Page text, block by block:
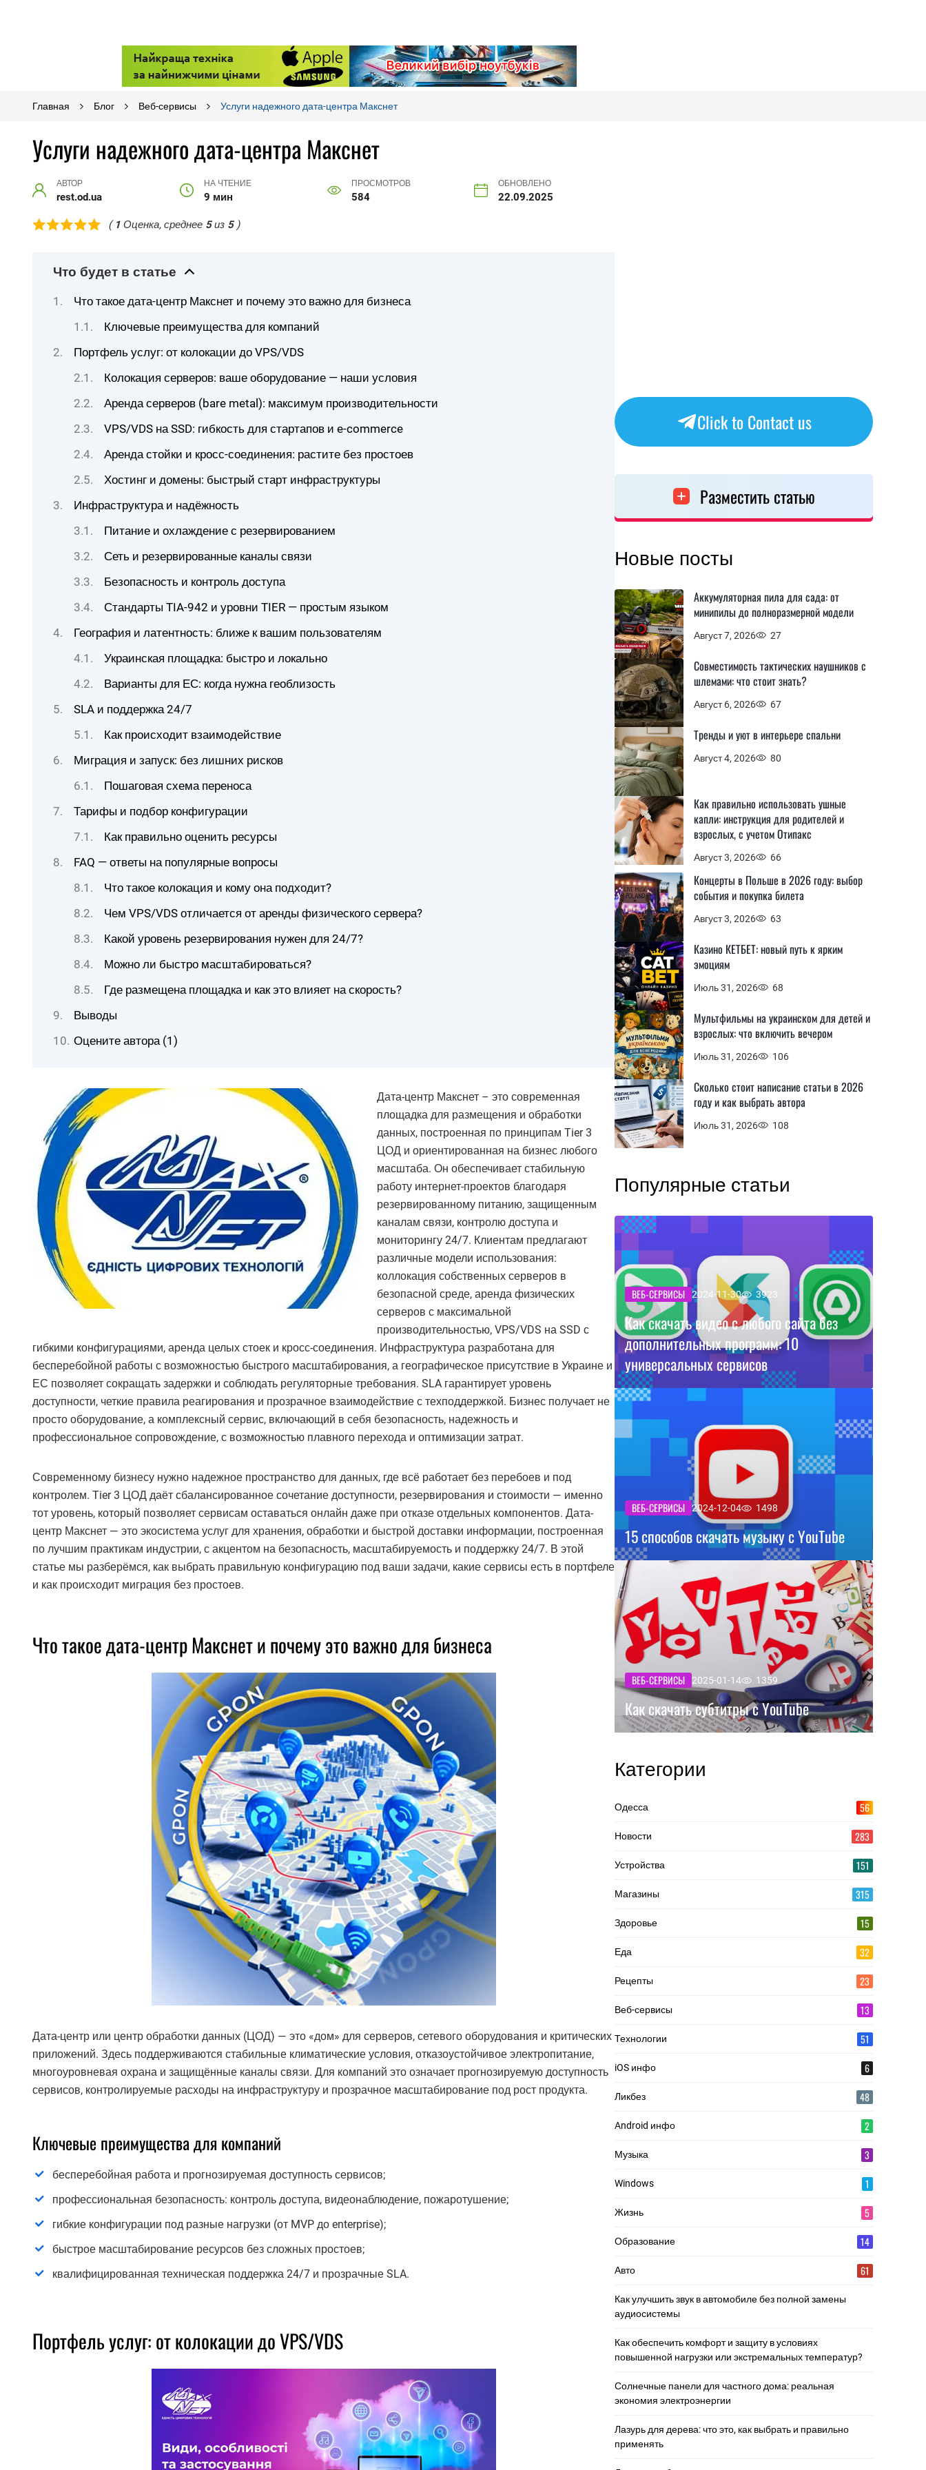
Главная Блог Веб-сервисы Услуги надежного дата-центра Макснет
Услуги надежного дата-центра Макснет
АВТОР
rest.od.ua
НА ЧТЕНИЕ
9 мин
ПРОСМОТРОВ
584
ОБНОВЛЕНО
22.09.2025
( 1 Оценка, среднее 5из 5)
Что будет в статье
Что такое дата-центр Макснет и почему это важно для бизнеса
Ключевые преимущества для компаний
Портфель услуг: от колокации до VPS/VDS
Колокация серверов: ваше оборудование — наши условия
Аренда серверов (bare metal): максимум производительности
VPS/VDS на SSD: гибкость для стартапов и e-commerce
Аренда стойки и кросс-соединения: растите без простоев
Хостинг и домены: быстрый старт инфраструктуры
Инфраструктура и надёжность
Питание и охлаждение с резервированием
Сеть и резервированные каналы связи
Безопасность и контроль доступа
Стандарты TIA-942 и уровни TIER — простым языком
География и латентность: ближе к вашим пользователям
Украинская площадка: быстро и локально
Варианты для ЕС: когда нужна геоблизость
SLA и поддержка 24/7
Как происходит взаимодействие
Миграция и запуск: без лишних рисков
Пошаговая схема переноса
Тарифы и подбор конфигурации
Как правильно оценить ресурсы
FAQ — ответы на популярные вопросы
Что такое колокация и кому она подходит?
Чем VPS/VDS отличается от аренды физического сервера?
Какой уровень резервирования нужен для 24/7?
Можно ли быстро масштабироваться?
Где размещена площадка и как это влияет на скорость?
Выводы
Оцените автора (1)
Дата-центр Макснет – это современная
площадка для размещения и обработки
данных, построенная по принципам Tier 3
ЦОД и ориентированная на бизнес любого
масштаба. Он обеспечивает стабильную
работу интернет-проектов благодаря
резервированному питанию, защищенным
каналам связи, контролю доступа и
мониторингу 24/7. Клиентам предлагают
различные модели использования:
коллокация собственных серверов в
безопасной среде, аренда физических
серверов с максимальной
производительностью, VPS/VDS на SSD с
гибкими конфигурациями, аренда целых стоек и кросс-соединения. Инфраструктура разработана для
бесперебойной работы с возможностью быстрого масштабирования, а географическое присутствие в Украине и
ЕС позволяет сокращать задержки и соблюдать регуляторные требования. SLA гарантирует уровень
доступности, четкие правила реагирования и прозрачное взаимодействие с техподдержкой. Бизнес получает не
просто оборудование, а комплексный сервис, включающий в себя безопасность, надежность и
профессиональное сопровождение, с возможностью плавного перехода и оптимизации затрат.
Современному бизнесу нужно надежное пространство для данных, где всё работает без перебоев и под
контролем. Tier 3 ЦОД даёт сбалансированное сочетание доступности, резервирования и стоимости — именно
тот уровень, который позволяет сервисам оставаться онлайн даже при отказе отдельных компонентов. Дата-
центр Макснет — это экосистема услуг для хранения, обработки и быстрой доставки информации, построенная
по лучшим практикам индустрии, с акцентом на безопасность, масштабируемость и поддержку 24/7. В этой
статье мы разберёмся, как выбрать правильную конфигурацию под ваши задачи, какие сервисы есть в портфеле
и как происходит миграция без простоев.
Что такое дата-центр Макснет и почему это важно для бизнеса
Дата-центр или центр обработки данных (ЦОД) — это «дом» для серверов, сетевого оборудования и критических
приложений. Здесь поддерживаются стабильные климатические условия, отказоустойчивое электропитание,
многоуровневая охрана и защищённые каналы связи. Для компаний это означает прогнозируемую доступность
сервисов, контролируемые расходы на инфраструктуру и прозрачное масштабирование под рост продукта.
Ключевые преимущества для компаний
бесперебойная работа и прогнозируемая доступность сервисов;
профессиональная безопасность: контроль доступа, видеонаблюдение, пожаротушение;
гибкие конфигурации под разные нагрузки (от MVP до enterprise);
быстрое масштабирование ресурсов без сложных простоев;
квалифицированная техническая поддержка 24/7 и прозрачные SLA.
Портфель услуг: от колокации до VPS/VDS
Click to Contact us
Разместить статью
Новые посты
Август 7, 2026 27
Аккумуляторная пила для сада: от
минипилы до полноразмерной модели
Август 6, 2026 67
Совместимость тактических наушников с
шлемами: что стоит знать?
Август 4, 2026 80
Тренды и уют в интерьере спальни
Август 3, 2026 66
Как правильно использовать ушные
капли: инструкция для родителей и
взрослых, с учетом Отипакс
Август 3, 2026 63
Концерты в Польше в 2026 году: выбор
события и покупка билета
Июль 31, 2026 68
Казино КЕТБЕТ: новый путь к ярким
эмоциям
Июль 31, 2026 106
Мультфильмы на украинском для детей и
взрослых: что включить вечером
Июль 31, 2026 108
Сколько стоит написание статьи в 2026
году и как выбрать автора
Популярные статьи
ВЕБ-СЕРВИСЫ 2024-11-30 3923
Как скачать видео с любого сайта без
дополнительных программ: 10
универсальных сервисов
ВЕБ-СЕРВИСЫ 2024-12-04 1498
15 способов скачать музыку с YouTube
ВЕБ-СЕРВИСЫ 2025-01-14 1359
Как скачать субтитры с YouTube
Категории
Одесса 56
Новости 283
Устройства 151
Магазины 315
Здоровье 15
Еда 32
Рецепты 23
Веб-сервисы 13
Технологии 51
iOS инфо 6
Ликбез 48
Android инфо 2
Музыка 3
Windows 1
Жизнь 5
Образование 14
Авто 61
Как улучшить звук в автомобиле без полной замены
аудиосистемы
Как обеспечить комфорт и защиту в условиях
повышенной нагрузки или экстремальных температур?
Солнечные панели для частного дома: реальная
экономия электроэнергии
Лазурь для дерева: что это, как выбрать и правильно
применять